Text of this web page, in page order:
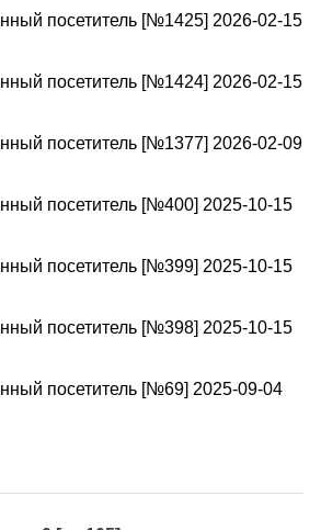
посетитель [№1425] 2026-02-15
посетитель [№1424] 2026-02-15
посетитель [№1377] 2026-02-09
посетитель [№400] 2025-10-15
посетитель [№399] 2025-10-15
посетитель [№398] 2025-10-15
посетитель [№69] 2025-09-04